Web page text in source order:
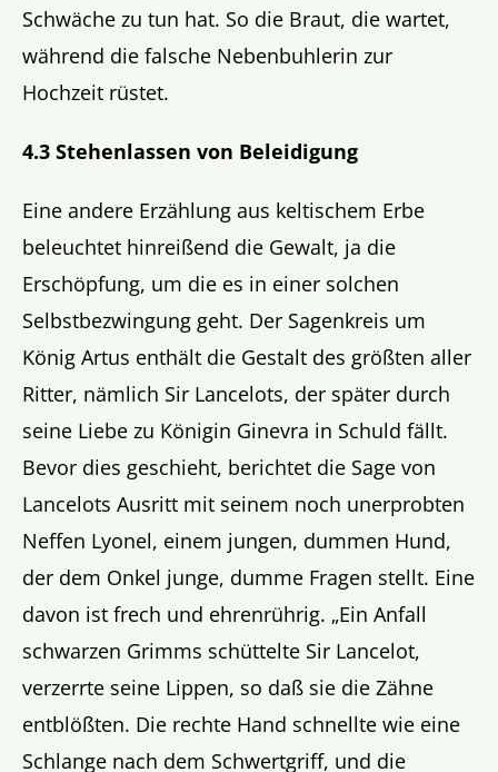
Schwäche zu tun hat. So die Braut, die wartet,
während die falsche Nebenbuhlerin zur
Hochzeit rüstet.
4.3 Stehenlassen von Beleidigung
Eine andere Erzählung aus keltischem Erbe
beleuchtet hinreißend die Gewalt, ja die
Erschöpfung, um die es in einer solchen
Selbstbezwingung geht. Der Sagenkreis um
König Artus enthält die Gestalt des größten aller
Ritter, nämlich Sir Lancelots, der später durch
seine Liebe zu Königin Ginevra in Schuld fällt.
Bevor dies geschieht, berichtet die Sage von
Lancelots Ausritt mit seinem noch unerprobten
Neffen Lyonel, einem jungen, dummen Hund,
der dem Onkel junge, dumme Fragen stellt. Eine
davon ist frech und ehrenrührig. „Ein Anfall
schwarzen Grimms schüttelte Sir Lancelot,
verzerrte seine Lippen, so daß sie die Zähne
entblößten. Die rechte Hand schnellte wie eine
Schlange nach dem Schwertgriff, und die